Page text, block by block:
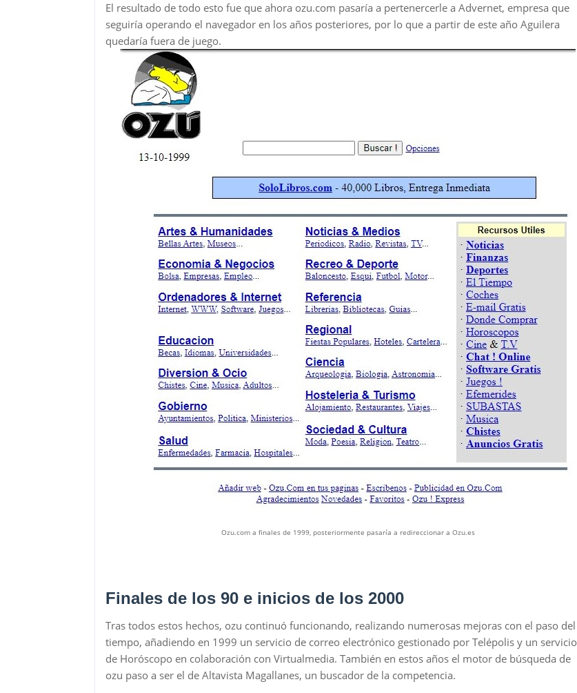
El resultado de todo esto fue que ahora ozu.com pasaría a pertenercerle a Advernet, empresa que
seguiría operando el navegador en los años posteriores, por lo que a partir de este año Aguilera
quedaría fuera de juego.
Ozu.com a finales de 1999, posteriormente pasaría a redireccionar a Ozu.es
Finales de los 90 e inicios de los 2000
Tras todos estos hechos, ozu continuó funcionando, realizando numerosas mejoras con el paso del
tiempo, añadiendo en 1999 un servicio de correo electrónico gestionado por Telépolis y un servicio
de Horóscopo en colaboración con Virtualmedia. También en estos años el motor de búsqueda de
ozu paso a ser el de Altavista Magallanes, un buscador de la competencia.